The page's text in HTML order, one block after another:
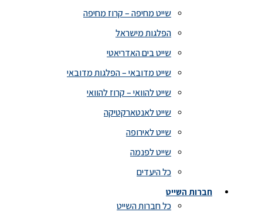
שייט מחיפה – קרוז מחיפה
הפלגות מישראל
שייט בים האדריאטי
שייט מדובאי – הפלגות מדובאי
שייט להוואי – קרוז להוואי
שייט לאנטארקטיקה
שייט לאירופה
שייט לפנמה
כל היעדים
חברות השייט
כל חברות השייט